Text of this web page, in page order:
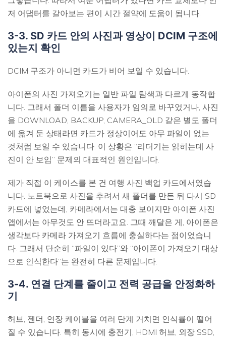
저 어댑터를 갈아보는 편이 시간 절약에 도움이 됩니다.
3-3. SD 카드 안의 사진과 영상이 DCIM 구조에
있는지 확인
DCIM 구조가 아니면 카드가 비어 보일 수 있습니다.
아이폰의 사진 가져오기는 일반 파일 탐색과 다르게 동작합
니다. 그래서 폴더 이름을 사용자가 임의로 바꾸었거나, 사진
을 DOWNLOAD, BACKUP, CAMERA_OLD 같은 별도 폴더
에 옮겨 둔 상태라면 카드가 정상이어도 아무 파일이 없는
것처럼 보일 수 있습니다. 이 상황은 “리더기는 읽히는데 사
진이 안 보임” 문제의 대표적인 원인입니다.
제가 직접 이 케이스를 본 건 여행 사진 백업 카드에서였습
니다. 노트북으로 사진을 추려서 새 폴더를 만든 뒤 다시 SD
카드에 넣었는데, 카메라에서는 대충 보이지만 아이폰 사진
앱에서는 아무것도 안 뜨더라고요. 그때 깨달은 게, 아이폰은
생각보다 카메라 가져오기 흐름에 충실하다는 점이었습니
다. 그래서 단순히 “파일이 있다”와 “아이폰이 가져오기 대상
으로 인식한다”는 완전히 다른 문제입니다.
3-4. 연결 단계를 줄이고 전력 공급을 안정화하
기
허브, 젠더, 연장 케이블을 여러 단계 거치면 인식률이 떨어
질 수 있습니다. 특히 동시에 충전기, HDMI 허브, 외장 SSD,